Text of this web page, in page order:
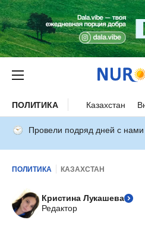
ПОЛИТИКА Казахстан
Провели подряд дней с нами
ПОЛИТИКА КАЗАХСТАН
Кристина Лукашева
Редактор